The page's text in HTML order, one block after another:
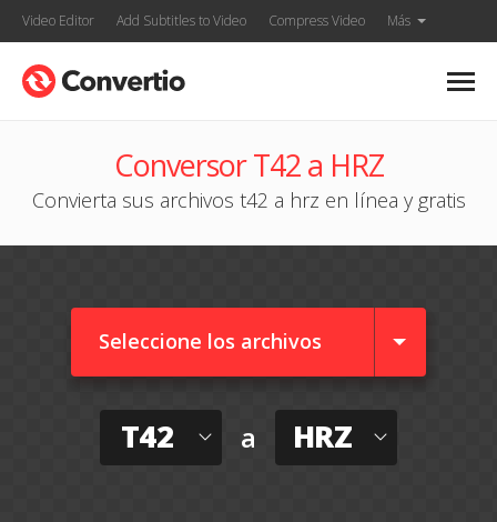
Video Editor Add Subtitles to Video Compress Video Más
Conversor T42 a HRZ
Convierta sus archivos t42 a hrz en línea y gratis
Seleccione los archivos
T42 a HRZ